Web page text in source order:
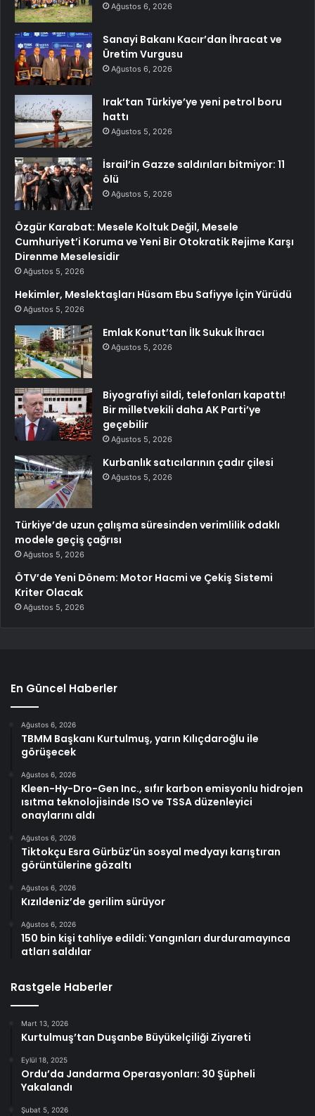
Ağustos 6, 2026
Sanayi Bakanı Kacır’dan İhracat ve
Üretim Vurgusu
Ağustos 6, 2026
Irak’tan Türkiye’ye yeni petrol boru
hattı
Ağustos 5, 2026
İsrail’in Gazze saldırıları bitmiyor: 11
ölü
Ağustos 5, 2026
Özgür Karabat: Mesele Koltuk Değil, Mesele
Cumhuriyet’i Koruma ve Yeni Bir Otokratik Rejime Karşı
Direnme Meselesidir
Ağustos 5, 2026
Hekimler, Meslektaşları Hüsam Ebu Safiyye İçin Yürüdü
Ağustos 5, 2026
Emlak Konut’tan İlk Sukuk İhracı
Ağustos 5, 2026
Biyografiyi sildi, telefonları kapattı!
Bir milletvekili daha AK Parti’ye
geçebilir
Ağustos 5, 2026
Kurbanlık satıcılarının çadır çilesi
Ağustos 5, 2026
Türkiye’de uzun çalışma süresinden verimlilik odaklı
modele geçiş çağrısı
Ağustos 5, 2026
ÖTV’de Yeni Dönem: Motor Hacmi ve Çekiş Sistemi
Kriter Olacak
Ağustos 5, 2026
En Güncel Haberler
Ağustos 6, 2026
TBMM Başkanı Kurtulmuş, yarın Kılıçdaroğlu ile
görüşecek
Ağustos 6, 2026
Kleen-Hy-Dro-Gen Inc., sıfır karbon emisyonlu hidrojen
ısıtma teknolojisinde ISO ve TSSA düzenleyici
onaylarını aldı
Ağustos 6, 2026
Tiktokçu Esra Gürbüz’ün sosyal medyayı karıştıran
görüntülerine gözaltı
Ağustos 6, 2026
Kızıldeniz’de gerilim sürüyor
Ağustos 6, 2026
150 bin kişi tahliye edildi: Yangınları durduramayınca
atları saldılar
Rastgele Haberler
Mart 13, 2026
Kurtulmuş’tan Duşanbe Büyükelçiliği Ziyareti
Eylül 18, 2025
Ordu’da Jandarma Operasyonları: 30 Şüpheli
Yakalandı
Şubat 5, 2026